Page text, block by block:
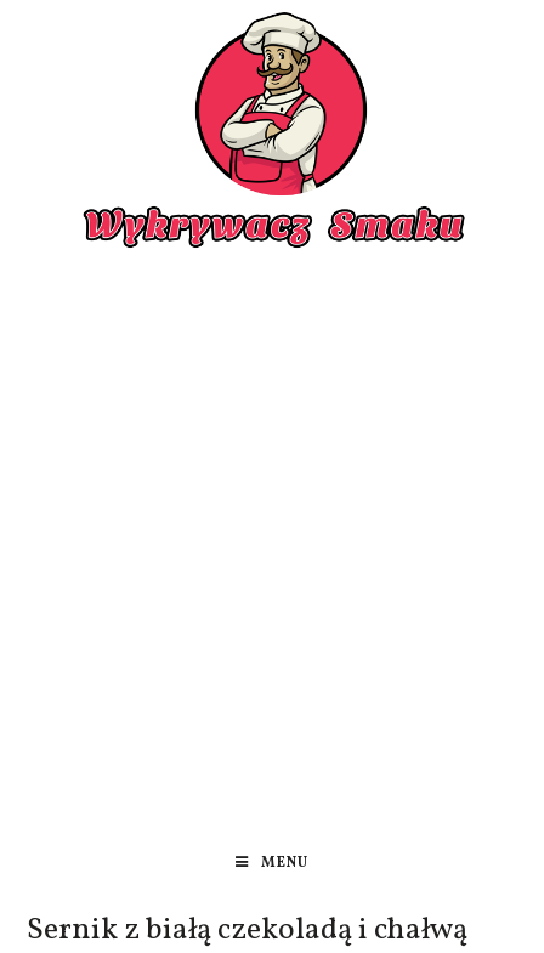
MENU
Sernik z białą czekoladą i chałwą